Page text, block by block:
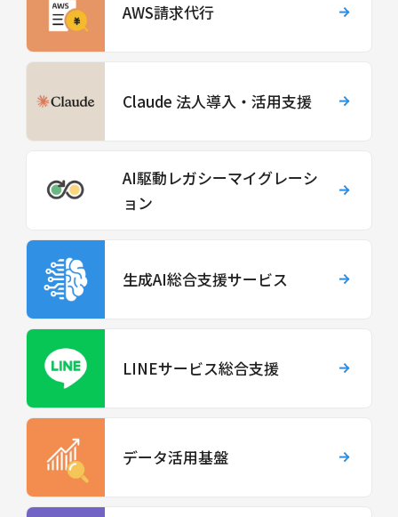
AWS請求代行
Claude 法人導入・活用支援
AI駆動レガシーマイグレーシ
ョン
生成AI総合支援サービス
LINEサービス総合支援
データ活用基盤